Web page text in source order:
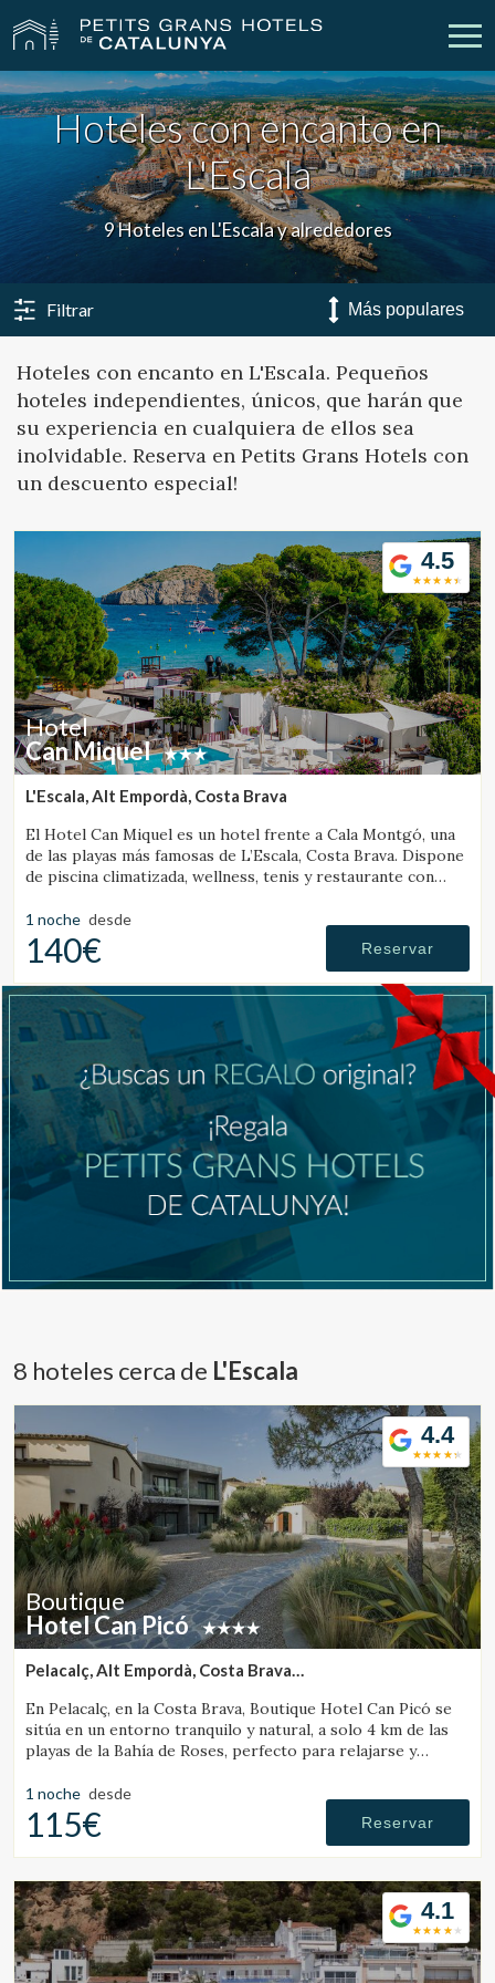
Nuestros Hoteles Escapadas
Bodas Empresas
Cheques Regalo Descubre Catalunya
Mi reserva
vpn_key Iniciar sesión person Crear cuenta
CA ES EN FR
Hoteles con encanto en
L'Escala
9 Hoteles en L'Escala y alrededores
Filtrar
Hoteles con encanto en L'Escala. Pequeños
hoteles independientes, únicos, que harán que
su experiencia en cualquiera de ellos sea
inolvidable. Reserva en Petits Grans Hotels con
un descuento especial!
4.5
Hotel
Can Miquel
L'Escala, Alt Empordà, Costa Brava
El Hotel Can Miquel es un hotel frente a Cala Montgó, una
de las playas más famosas de L’Escala, Costa Brava. Dispone
de piscina climatizada, wellness, tenis y restaurante con
1 noche desde
140€ Reservar
8 hoteles cerca de L'Escala
4.4
Boutique
Hotel Can Picó
Pelacalç, Alt Empordà, Costa Brava
En Pelacalç, en la Costa Brava, Boutique Hotel Can Picó se
sitúa en un entorno tranquilo y natural, a solo 4 km de las
playas de la Bahía de Roses, perfecto para relajarse y
1 noche desde
115€ Reservar
4.1
Modificar cookies
Este sitio web utiliza Cookies propias para recopilar
información con la finalidad de mejorar nuestros servicios.
Si continua navegando, supone la aceptación de la
instalación de las mismas. El usuario tiene la posibilidad
impedir que sean instaladas en su disco duro, aunque
deberá tener en cuenta que dicha acción podrá ocasionar
dificultades de navegación de la página web.